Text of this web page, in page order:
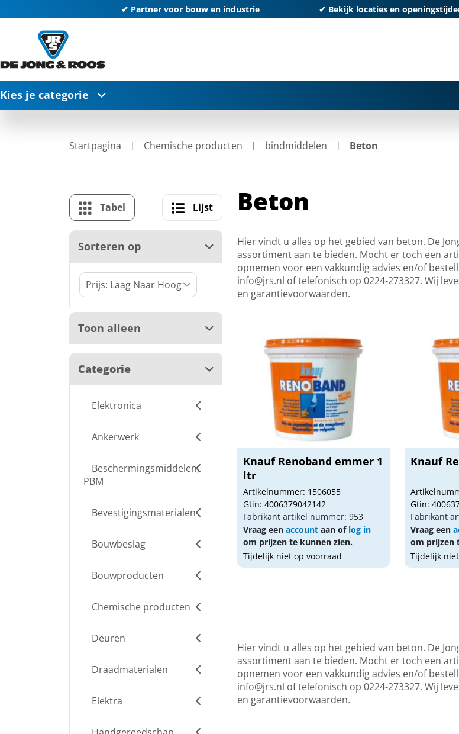
✔ Partner voor bouw en industrie ✔ Bekijk locaties en
Kies je categorie
Startpagina Chemische producten bindmiddelen Beton
Tabel Lijst
Sorteren op
Toon alleen
Categorie
Elektronica
Ankerwerk
Beschermingsmiddelen,
PBM
Bevestigingsmaterialen
Bouwbeslag
Bouwproducten
Chemische producten
Deuren
Draadmaterialen
Elektra
Beton
Hier vindt u alles op het gebied van beton. De
assortiment aan te bieden. Mocht er toch een
opnemen voor een vakkundig advies en/of
info@jrs.nl of telefonisch op 0224-273327. Wij
en garantievoorwaarden.
Knauf Renoband emmer 1
ltr
Artikelnummer: 1506055
Gtin: 4006379042142
Fabrikant artikel nummer: 953
Vraag een accountaan of log in
om prijzen te kunnen zien.
Tijdelijk niet op voorraad
Knauf
Gtin:
Fabrikant
Vraag een
om prijzen
Tijdelijk
Hier vindt u alles op het gebied van beton. De
assortiment aan te bieden. Mocht er toch een
opnemen voor een vakkundig advies en/of
info@jrs.nl of telefonisch op 0224-273327. Wij
en garantievoorwaarden.